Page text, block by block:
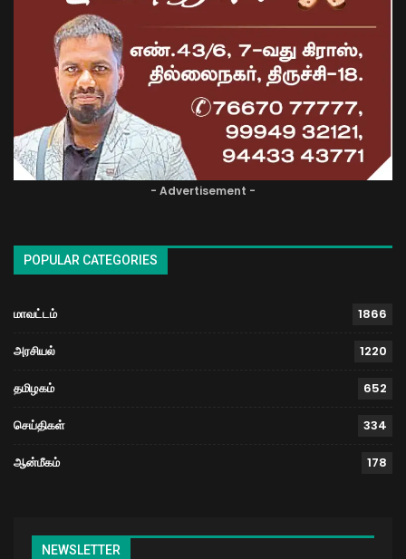
- Advertisement -
POPULAR CATEGORIES
மாவட்டம் 1866
அரசியல் 1220
தமிழகம் 652
செய்திகள் 334
ஆன்மீகம் 178
NEWSLETTER